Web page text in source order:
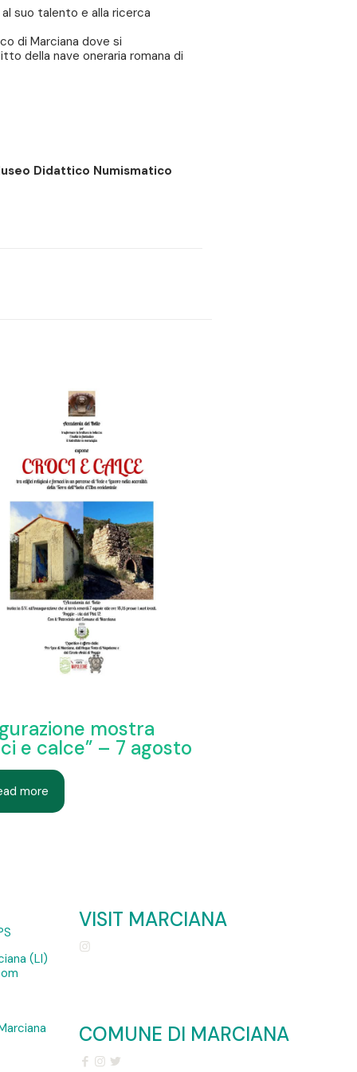
suo talento e alla ricerca
di Marciana dove si
della nave oneraria romana di
Didattico Numismatico
mostra
e calce” – 7 agosto
more
(LI)
VISIT MARCIANA
COMUNE DI MARCIANA